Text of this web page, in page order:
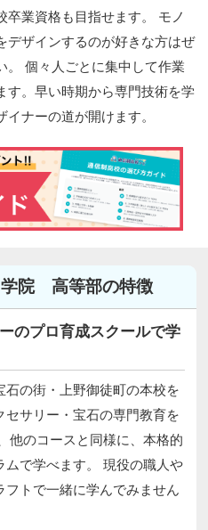
卒業資格も目指せます。 モノ
デザインするのが好きな方はぜ
。 個々人ごとに集中して作業
す。早い時期から専門技術を学
ナーの道が開けます。
学院 高等部の特徴
のプロ育成スクールで学
石の街・上野御徒町の本校を
サリー・宝石の専門教育を
他のコースと同様に、本格的
ムで学べます。 現役の職人や
トで一緒に学んでみません